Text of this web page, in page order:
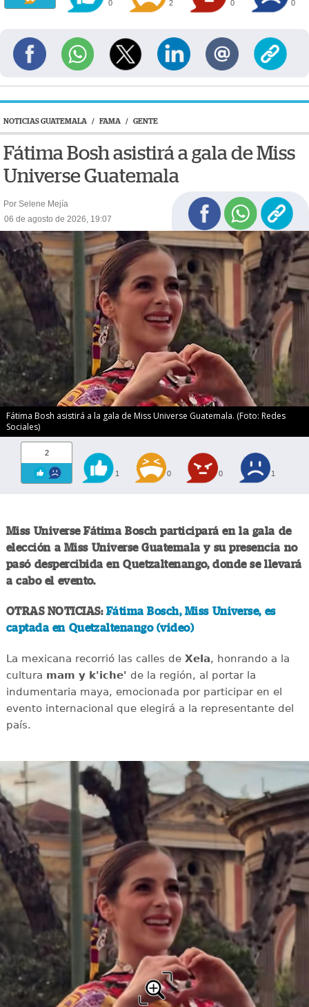
0 2 0 0
NOTICIAS GUATEMALA / FAMA / GENTE
Fátima Bosh asistirá a gala de Miss
Universe Guatemala
Por Selene Mejía
06 de agosto de 2026, 19:07
Fátima Bosh asistirá a la gala de Miss Universe Guatemala. (Foto: Redes
Sociales)
2
1 0 0 1
Miss Universe Fátima Bosch participará en la gala de
elección a Miss Universe Guatemala y su presencia no
pasó despercibida en Quetzaltenango, donde se llevará
a cabo el evento.
OTRAS NOTICIAS: Fátima Bosch, Miss Universe, es
captada en Quetzaltenango (video)
La mexicana recorrió las calles deXela, honrando a la
cultura mam y k'iche' de la región, al portar la
indumentaria maya, emocionada por participar en el
evento internacional que elegirá a la representante del
país.